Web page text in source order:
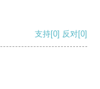
支持[0] 反对[0]